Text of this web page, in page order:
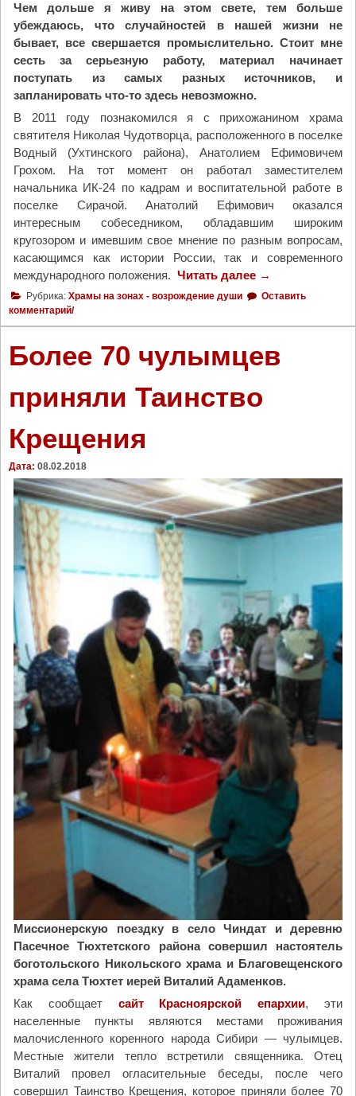
ю
р
о
д
и
т
е
л
ь
с
к
у
ю
с
у
б
б
т
"
Чем дольше я живу на этом свете, тем больше
убеждаюсь, что случайностей в нашей жизни не
бывает, все свершается промыслительно. Стоит мне
сесть за серьезную работу, материал начинает
поступать из самых разных источников, и
запланировать что-то здесь невозможно.
В 2011 году познакомился я с прихожанином храма
святителя Николая Чудотворца, расположенного в поселке
Водный (Ухтинского района), Анатолием Ефимовичем
Грохом. На тот момент он работал заместителем
начальника ИК-24 по кадрам и воспитательной работе в
поселке Сирачой. Анатолий Ефимович оказался
интересным собеседником, обладавшим широким
кругозором и имевшим свое мнение по разным вопросам,
касающимся как истории России, так и современного
международного положения. Читать далее "
П
д
е
ж
м
п
о
к
в
м
"
→
Рубрика: Храмы на зонах - возрождение души
Оставить
комментарий/
Более 70 чулымцев
приняли Таинство
Крещения
Дата: 08.02.2018
Миссионерскую поездку в село Чиндат и деревню
Пасечное Тюхтетского района совершил настоятель
боготольского Никольского храма и Благовещенского
храма села Тюхтет иерей Виталий Адаменков.
Как сообщает сайт Красноярской епархии, эти
населенные пункты являются местами проживания
малочисленного коренного народа Сибири — чулымцев.
Местные жители тепло встретили священника. Отец
Виталий провел огласительные беседы, после чего
совершил Таинство Крещения, которое приняли более 70